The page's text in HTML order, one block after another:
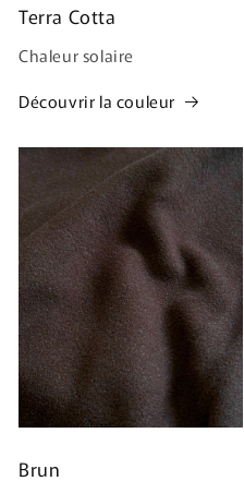
Terra Cotta
Chaleur solaire
Découvrir la couleur
Brun